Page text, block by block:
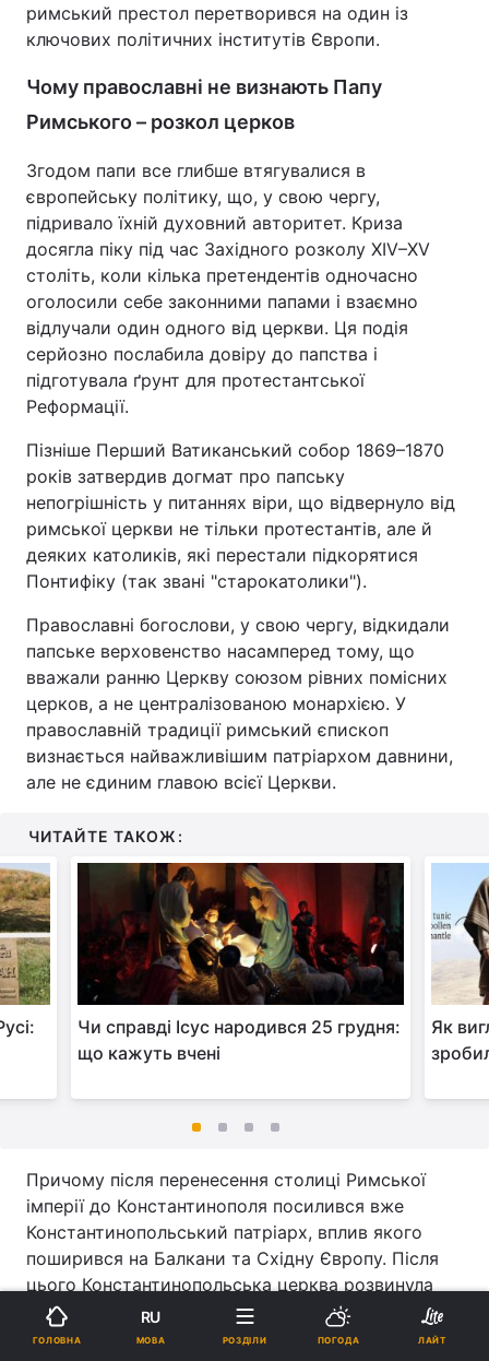
римський престол перетворився на один із
ключових політичних інститутів Європи.
Чому православні не визнають Папу
Римського – розкол церков
Згодом папи все глибше втягувалися в
європейську політику, що, у свою чергу,
підривало їхній духовний авторитет. Криза
досягла піку під час Західного розколу XIV–XV
століть, коли кілька претендентів одночасно
оголосили себе законними папами і взаємно
відлучали один одного від церкви. Ця подія
серйозно послабила довіру до папства і
підготувала ґрунт для протестантської
Реформації.
Пізніше Перший Ватиканський собор 1869–1870
років затвердив догмат про папську
непогрішність у питаннях віри, що відвернуло від
римської церкви не тільки протестантів, але й
деяких католиків, які перестали підкорятися
Понтифіку (так звані "старокатолики").
Православні богослови, у свою чергу, відкидали
папське верховенство насамперед тому, що
вважали ранню Церкву союзом рівних помісних
церков, а не централізованою монархією. У
православній традиції римський єпископ
визнається найважливішим патріархом давнини,
але не єдиним главою всієї Церкви.
ЧИТАЙТЕ ТАКОЖ:
Чи справді Ісус народився 25 грудня:
що кажуть вчені
Як
Причому після перенесення столиці Римської
імперії до Константинополя посилився вже
Константинопольський патріарх, вплив якого
поширився на Балкани та Східну Європу. Після
цього Константинопольська церква розвинула
власну традицію спадкоємності від апостола
Андрія Первозванного.
ГОЛОВНА
RU
МОВА РОЗДІЛИ ПОГОДА ЛАЙТ